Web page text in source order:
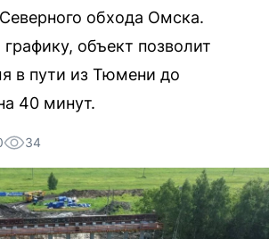
обхода Омска.
объект позволит
в пути из Тюмени до
40 минут.
34